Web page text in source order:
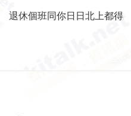
退休個班同你日日北上都得